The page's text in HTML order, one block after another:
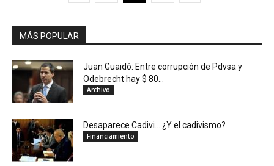
MÁS POPULAR
Juan Guaidó: Entre corrupción de Pdvsa y
Odebrecht hay $ 80...
Archivo
Desaparece Cadivi… ¿Y el cadivismo?
Financiamiento